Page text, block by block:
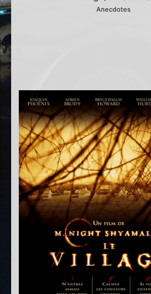
Anecdotes